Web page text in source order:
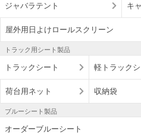
ジャバラテント キ
屋外用日よけロールスクリーン
トラック用シート製品
トラックシート 軽トラックシ
荷台用ネット 収納袋
ブルーシート製品
オーダーブルーシート